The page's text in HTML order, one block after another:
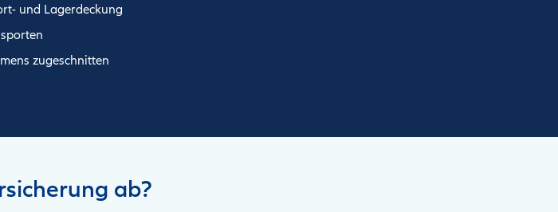
und Lagerdeckung
zugeschnitten
ab?